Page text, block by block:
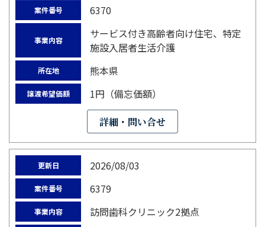
案件番号 6370
事業内容
サービス付き高齢者向け住宅、特定
施設入居者生活介護
所在地 熊本県
譲渡希望価額 1円（備忘価額）
詳細・問い合せ
更新日 2026/08/03
案件番号 6379
事業内容 訪問歯科クリニック2拠点